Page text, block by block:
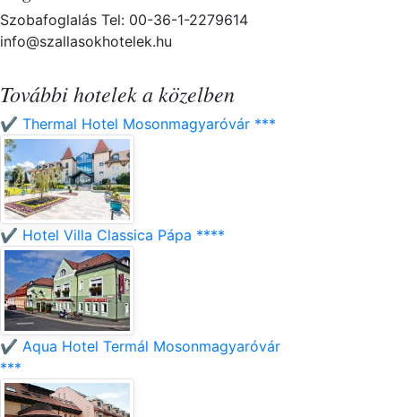
Szobafoglalás Tel: 00-36-1-2279614
info@szallasokhotelek.hu
További hotelek a közelben
✔️ Thermal Hotel Mosonmagyaróvár ***
✔️ Hotel Villa Classica Pápa ****
✔️ Aqua Hotel Termál Mosonmagyaróvár
***